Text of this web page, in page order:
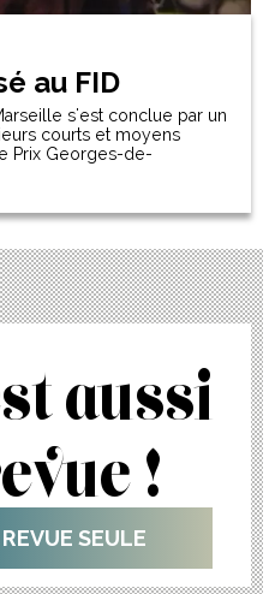
au FID
s'est conclue par un
courts et moyens
Prix Georges-de-
aussi
!
SEULE